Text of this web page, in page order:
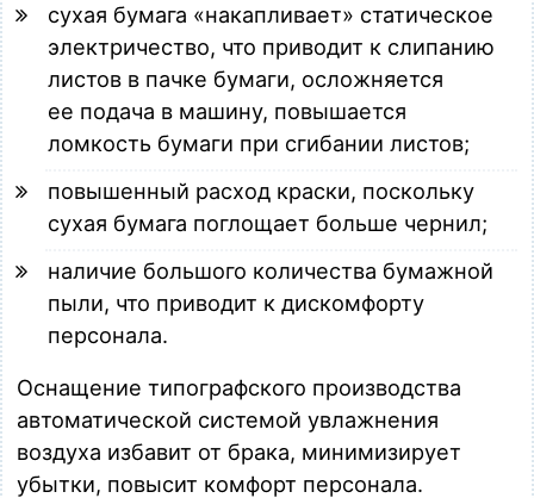
сухая бумага «накапливает» статическое
электричество, что приводит к слипанию
листов в пачке бумаги, осложняется
ее подача в машину, повышается
ломкость бумаги при сгибании листов;
повышенный расход краски, поскольку
сухая бумага поглощает больше чернил;
наличие большого количества бумажной
пыли, что приводит к дискомфорту
персонала.
Оснащение типографского производства
автоматической системой увлажнения
воздуха избавит от брака, минимизирует
убытки, повысит комфорт персонала.